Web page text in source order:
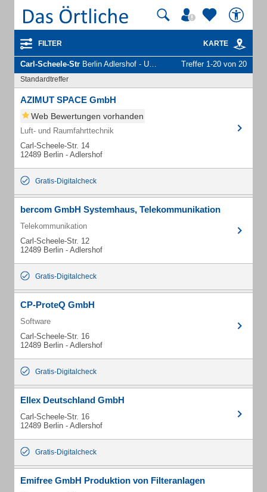
FILTER KARTE
Carl-Scheele-Str Berlin Adlershof - Unternehmen und Personen Treffer 1-20 von 20
Standardtreffer
AZIMUT SPACE GmbH
Web Bewertungen vorhanden
Luft- und Raumfahrttechnik
Carl-Scheele-Str. 14
12489 Berlin - Adlershof
Gratis-Digitalcheck
bercom GmbH Systemhaus, Telekommunikation
Telekommunikation
Carl-Scheele-Str. 12
12489 Berlin - Adlershof
Gratis-Digitalcheck
CP-ProteQ GmbH
Software
Carl-Scheele-Str. 16
12489 Berlin - Adlershof
Gratis-Digitalcheck
Ellex Deutschland GmbH
Carl-Scheele-Str. 16
12489 Berlin - Adlershof
Gratis-Digitalcheck
Emifree GmbH Produktion von Filteranlagen